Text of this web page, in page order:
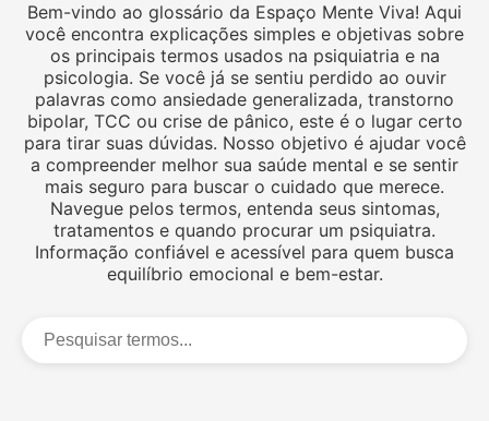
Bem-vindo ao glossário da Espaço Mente Viva! Aqui
você encontra explicações simples e objetivas sobre
os principais termos usados na psiquiatria e na
psicologia. Se você já se sentiu perdido ao ouvir
palavras como ansiedade generalizada, transtorno
bipolar, TCC ou crise de pânico, este é o lugar certo
para tirar suas dúvidas. Nosso objetivo é ajudar você
a compreender melhor sua saúde mental e se sentir
mais seguro para buscar o cuidado que merece.
Navegue pelos termos, entenda seus sintomas,
tratamentos e quando procurar um psiquiatra.
Informação confiável e acessível para quem busca
equilíbrio emocional e bem-estar.